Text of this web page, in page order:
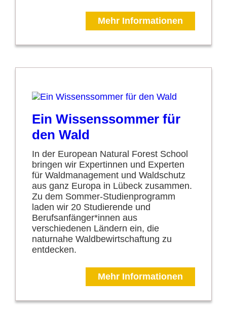
Mehr Informationen
Ein Wissenssommer für
den Wald
In der European Natural Forest School
bringen wir Expertinnen und Experten
für Waldmanagement und Waldschutz
aus ganz Europa in Lübeck zusammen.
Zu dem Sommer-Studienprogramm
laden wir 20 Studierende und
Berufsanfänger*innen aus
verschiedenen Ländern ein, die
naturnahe Waldbewirtschaftung zu
entdecken.
Mehr Informationen